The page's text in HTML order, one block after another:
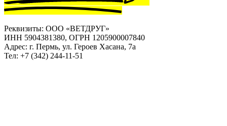
Реквизиты: ООО «ВЕТДРУГ»
ИНН 5904381380, ОГРН 1205900007840
Адрес: г. Пермь, ул. Героев Хасана, 7а
Тел: +7 (342) 244-11-51